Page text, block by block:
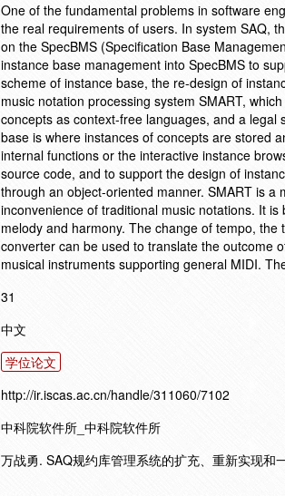
One of the fundamental problems in software
the real requirements of users. In system SAQ,
on the SpecBMS (Specification Base
instance base management into SpecBMS to
scheme of instance base, the re-design of
music notation processing system SMART,
concepts as context-free languages, and a
base is where instances of concepts are stored
internal functions or the interactive instance
source code, and to support the design of
through an object-oriented manner. SMART is
inconvenience of traditional music notations. It
melody and harmony. The change of tempo,
converter can be used to translate the outcome
musical instruments supporting general MIDI.
31
中文
学位论文
http://ir.iscas.ac.cn/handle/311060/7102
中科院软件所_中科院软件所
万战勇. SAQ规约库管理系统的扩充、重新实现